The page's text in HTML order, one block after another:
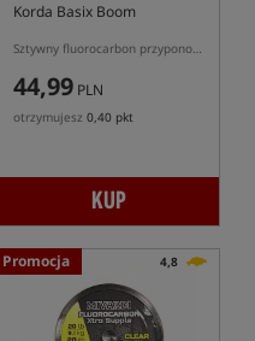
Korda Basix Boom
Sztywny fluorocarbon przyponowy
44,99 PLN
otrzymujesz 0,40 pkt
KUP
Promocja 4,8